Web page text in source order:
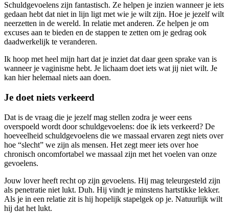
Schuldgevoelens zijn fantastisch. Ze helpen je inzien wanneer je iets
gedaan hebt dat niet in lijn ligt met wie je wilt zijn. Hoe je jezelf wilt
neerzetten in de wereld. In relatie met anderen. Ze helpen je om
excuses aan te bieden en de stappen te zetten om je gedrag ook
daadwerkelijk te veranderen.
Ik hoop met heel mijn hart dat je inziet dat daar geen sprake van is
wanneer je vaginisme hebt. Je lichaam doet iets wat jij niet wilt. Je
kan hier helemaal niets aan doen.
Je doet niets verkeerd
Dat is de vraag die je jezelf mag stellen zodra je weer eens
overspoeld wordt door schuldgevoelens: doe ik iets verkeerd? De
hoeveelheid schuldgevoelens die we massaal ervaren zegt niets over
hoe “slecht” we zijn als mensen. Het zegt meer iets over hoe
chronisch oncomfortabel we massaal zijn met het voelen van onze
gevoelens.
Jouw lover heeft recht op zijn gevoelens. Hij mag teleurgesteld zijn
als penetratie niet lukt. Duh. Hij vindt je minstens hartstikke lekker.
Als je in een relatie zit is hij hopelijk stapelgek op je. Natuurlijk wilt
hij dat het lukt.